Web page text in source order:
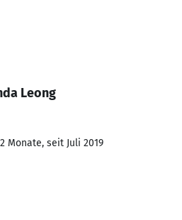
Leong
Monate, seit Juli 2019